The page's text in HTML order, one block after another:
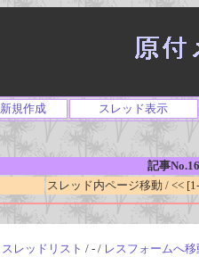
新規作成 スレッド表示
記事
スレッド内ページ移動 / <<
スレッドリスト / - / レスフォームへ移